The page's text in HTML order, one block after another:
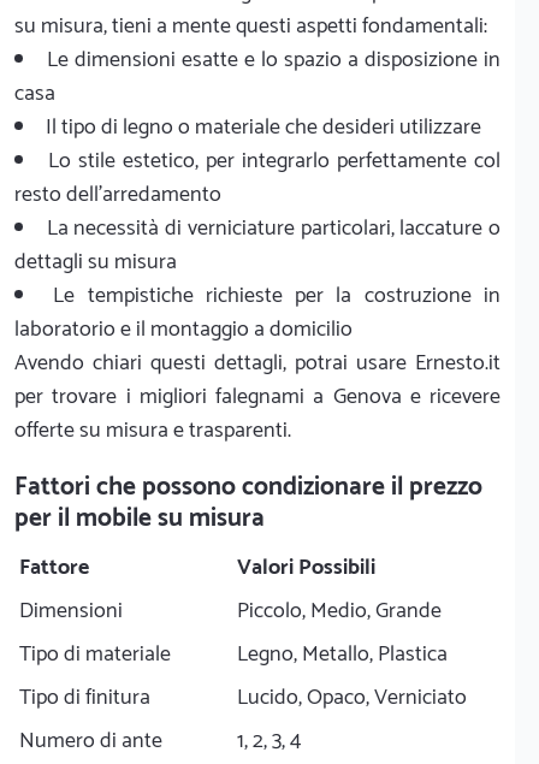
su misura, tieni a mente questi aspetti fondamentali:
Le dimensioni esatte e lo spazio a disposizione in
casa
Il tipo di legno o materiale che desideri utilizzare
Lo stile estetico, per integrarlo perfettamente col
resto dell'arredamento
La necessità di verniciature particolari, laccature o
dettagli su misura
Le tempistiche richieste per la costruzione in
laboratorio e il montaggio a domicilio
Avendo chiari questi dettagli, potrai usare Ernesto.it
per trovare i migliori falegnami a Genova e ricevere
offerte su misura e trasparenti.
Fattori che possono condizionare il prezzo
per il mobile su misura
Fattore
Valori Possibili
Dimensioni
Piccolo, Medio, Grande
Tipo di materiale
Legno, Metallo, Plastica
Tipo di finitura
Lucido, Opaco, Verniciato
Numero di ante
1, 2, 3, 4